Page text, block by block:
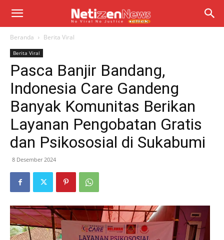
Beranda Berita Viral
Berita Viral
Pasca Banjir Bandang,
Indonesia Care Gandeng
Banyak Komunitas Berikan
Layanan Pengobatan Gratis
dan Psikososial di Sukabumi
8 Desember 2024